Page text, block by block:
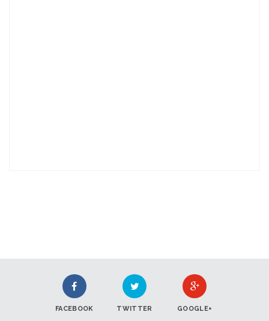
FACEBOOK TWITTER GOOGLE+